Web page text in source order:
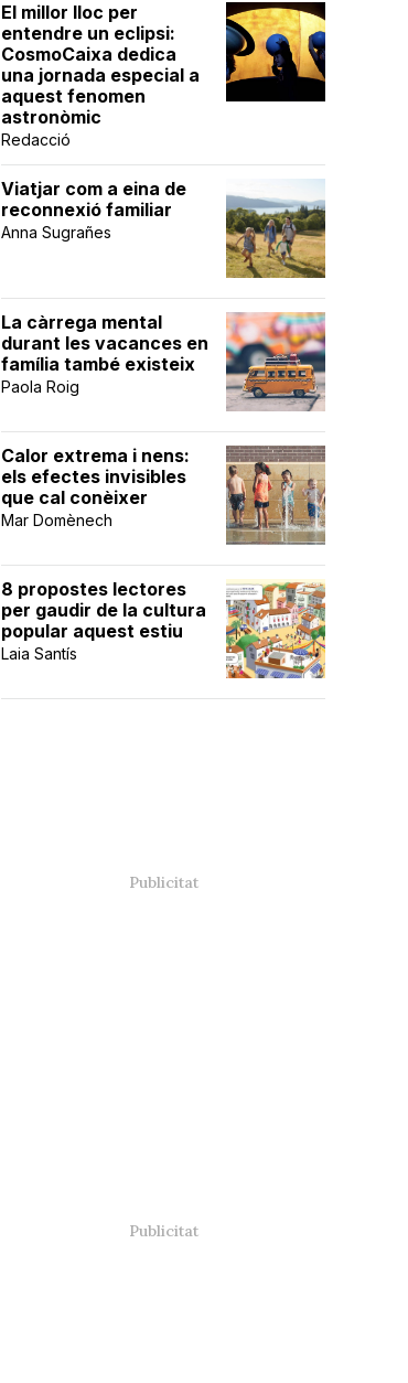
El millor lloc per
entendre un eclipsi:
CosmoCaixa dedica
una jornada especial a
aquest fenomen
astronòmic
Redacció
Viatjar com a eina de
reconnexió familiar
Anna Sugrañes
La càrrega mental
durant les vacances en
família també existeix
Paola Roig
Calor extrema i nens:
els efectes invisibles
que cal conèixer
Mar Domènech
8 propostes lectores
per gaudir de la cultura
popular aquest estiu
Laia Santís